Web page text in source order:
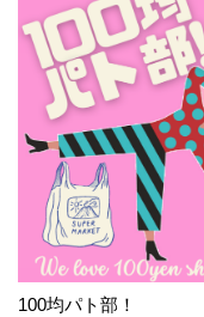
100均パト部！